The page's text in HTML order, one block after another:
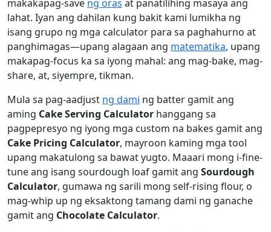
makakapag-save ng oras at panatilihing masaya ang
lahat. Iyan ang dahilan kung bakit kami lumikha ng
isang grupo ng mga calculator para sa paghahurno at
panghimagas—upang alagaan ang matematika, upang
makapag-focus ka sa iyong mahal: ang mag-bake, mag-
share, at, siyempre, tikman.
Mula sa pag-aadjust ng dami ng batter gamit ang
aming Cake Serving Calculator hanggang sa
pagpepresyo ng iyong mga custom na bakes gamit ang
Cake Pricing Calculator, mayroon kaming mga tool
upang makatulong sa bawat yugto. Maaari mong i-fine-
tune ang isang sourdough loaf gamit ang Sourdough
Calculator, gumawa ng sarili mong self-rising flour, o
mag-whip up ng eksaktong tamang dami ng ganache
gamit ang Chocolate Calculator.